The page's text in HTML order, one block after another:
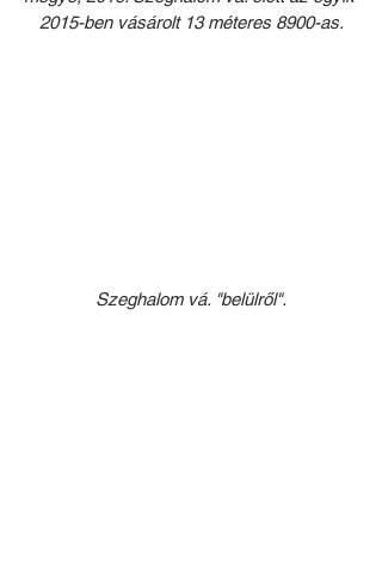
2015-ben vásárolt 13 méteres 8900-as.
Szeghalom vá. "belülről".